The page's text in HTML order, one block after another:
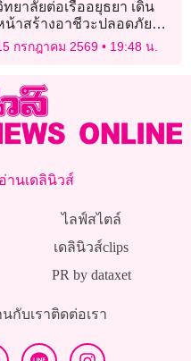
ทยาลัยต่อเรืออยุธยา เดิน
น้าสร้างอาชีวะปลอดภัย
บรมปฐมพยาบาลฉุกเฉินให้
นักเรียน
กรกฎาคม 2569 19:48 น.
านเดลินิวส์
ไลฟ์สไตล์
เดลินิวส์clips
PR by dataxet
กับเราติดต่อเรา